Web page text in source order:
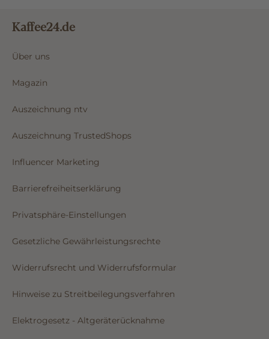
Kaffee24.de
Über uns
Magazin
Auszeichnung ntv
Auszeichnung TrustedShops
Influencer Marketing
Barrierefreiheitserklärung
Privatsphäre-Einstellungen
Gesetzliche Gewährleistungsrechte
Widerrufsrecht und Widerrufsformular
Hinweise zu Streitbeilegungsverfahren
Elektrogesetz - Altgeräterücknahme